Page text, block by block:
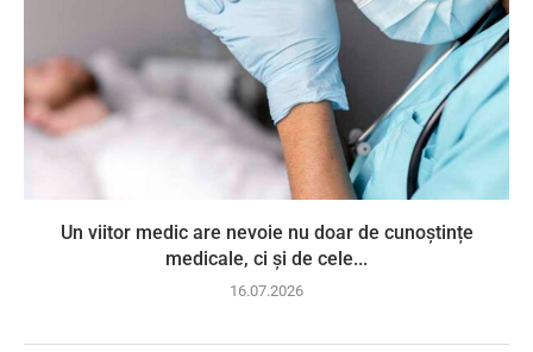
Un viitor medic are nevoie nu doar de cunoștințe
medicale, ci și de cele...
16.07.2026